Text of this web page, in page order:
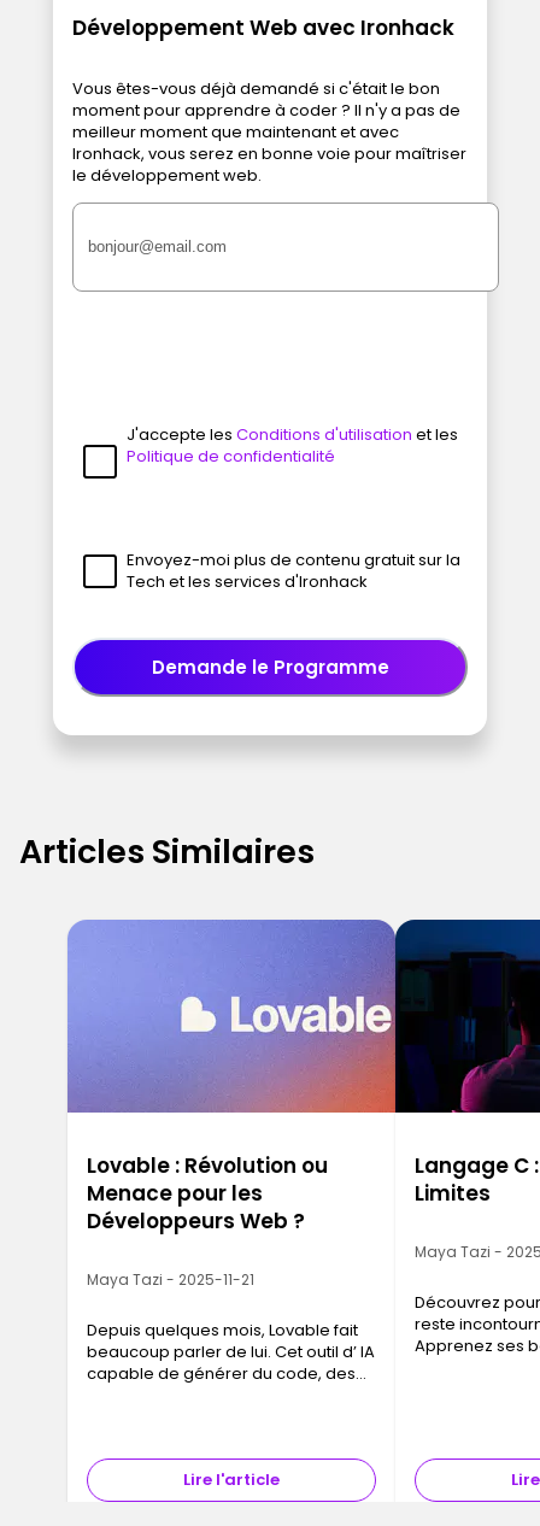
Développement Web avec Ironhack
Vous êtes-vous déjà demandé si c'était le bon
moment pour apprendre à coder ? Il n'y a pas de
meilleur moment que maintenant et avec
Ironhack, vous serez en bonne voie pour maîtriser
le développement web.
J'accepte les Conditions d'utilisation et les
Politique de confidentialité
Envoyez-moi plus de contenu gratuit sur la
Tech et les services d'Ironhack
Demande le Programme
Articles Similaires
Lovable : Révolution ou
Menace pour les
Développeurs Web ?
Maya Tazi - 2025-11-21
Depuis quelques mois, Lovable fait
beaucoup parler de lui. Cet outil d’ IA
capable de générer du code, des
t…
Lire l'article
Langage C
Limites
Maya Tazi -
Découvrez
reste
Apprenez ses